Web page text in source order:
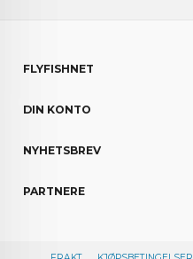
FLYFISHNET
DIN KONTO
NYHETSBREV
PARTNERE